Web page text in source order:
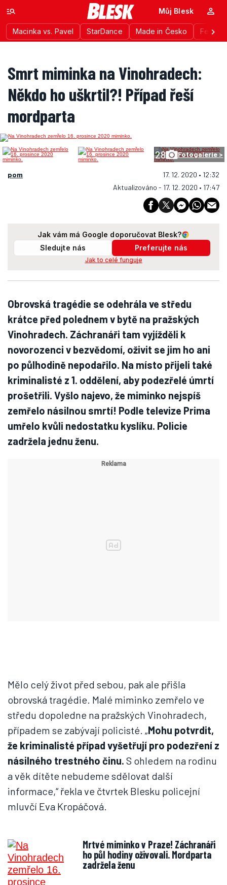
Macinka vs. Pavel StarDance Made in Česko
Můj Blesk
Smrt miminka na Vinohradech:
Někdo ho uškrtil?! Případ řeší
mordparta
28 Fotogalerie >
pom
17. 12. 2020 • 12:32
Aktualizováno - 17. 12. 2020 • 17:47
Jak vám má Google doporučovat Blesk?
Sledujte nás
Preferujte nás
Jak to celé funguje
Obrovská tragédie se odehrála ve středu
krátce před polednem v bytě na pražských
Vinohradech. Záchranáři tam vyjížděli k
novorozenci v bezvědomí, oživit se jim ho ani
po půlhodině nepodařilo. Na místo přijeli také
kriminalisté z 1. oddělení, aby podezřelé úmrtí
prošetřili. Vyšlo najevo, že miminko nejspíš
zemřelo násilnou smrtí! Podle televize Prima
umřelo kvůli nedostatku kyslíku. Policie
zadržela jednu ženu.
Mělo celý život před sebou, pak ale přišla
obrovská tragédie. Malé miminko zemřelo ve
středu dopoledne na pražských Vinohradech,
případem se zabývají policisté. „Mohu potvrdit,
že kriminalisté případ vyšetřují pro podezření z
násilného trestného činu. S ohledem na rodinu
a věk dítěte nebudeme sdělovat další
informace,“ řekla ve čtvrtek Blesku policejní
mluvčí Eva Kropáčová.
Mrtvé miminko v Praze! Záchranáři
ho půl hodiny oživovali. Mordparta
zadržela ženu